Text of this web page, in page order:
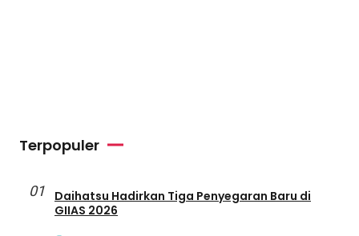
Terpopuler
01
Daihatsu Hadirkan Tiga Penyegaran Baru di
GIIAS 2026